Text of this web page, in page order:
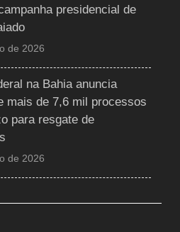
presidencial de
de 2026
na Bahia anuncia
mais de 7,6 mil processos
para resgate de
de 2026